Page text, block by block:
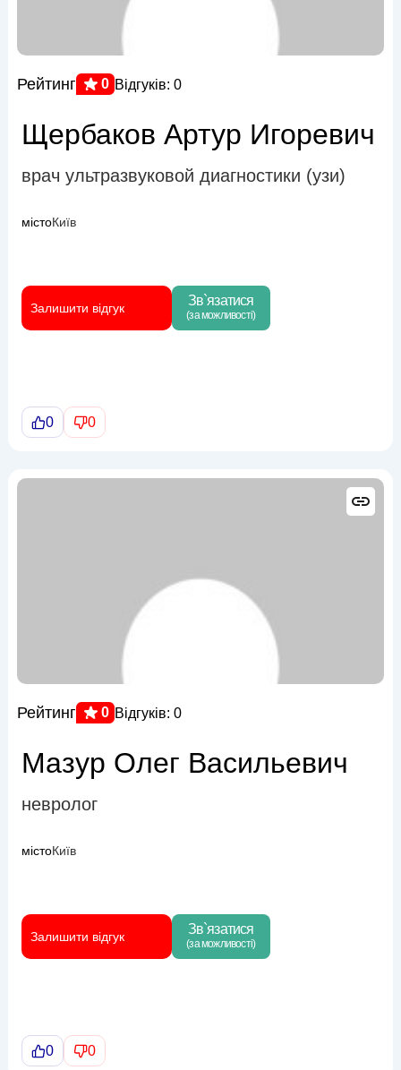
Рейтинг 0 Відгуків: 0
Щербаков Артур Игоревич
врач ультразвуковой диагностики (узи)
містоКиїв
Залишити відгук Зв`язатися
(за можливості)
0 0
Рейтинг 0 Відгуків: 0
Мазур Олег Васильевич
невролог
містоКиїв
Залишити відгук Зв`язатися
(за можливості)
0 0